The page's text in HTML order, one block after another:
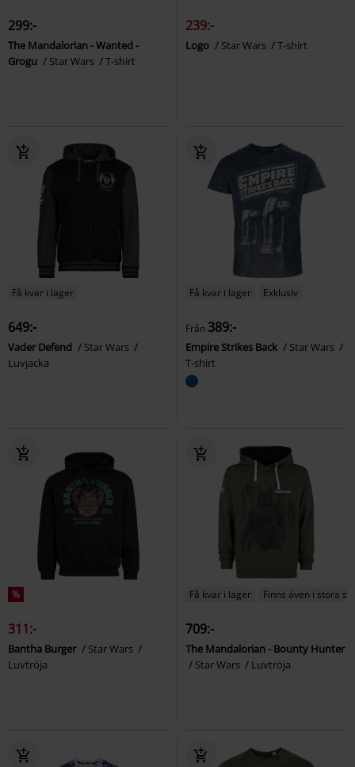
299:-
The Mandalorian - Wanted -
Grogu
Star Wars T-shirt
239:-
Logo Star Wars T-shirt
Få kvar i lager
649:-
Vader Defend
Star Wars
Luvjacka
Få kvar i lager Exklusiv
Från 389:-
Empire Strikes Back
Star Wars
T-shirt
%
311:-
Bantha Burger
Star Wars
Luvtröja
Få kvar i lager Finns även i stora
709:-
The Mandalorian - Bounty Hunter
Star Wars
Luvtröja